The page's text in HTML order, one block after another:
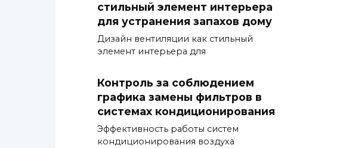
стильный элемент интерьера
для устранения запахов дому
Дизайн вентиляции как стильный
элемент интерьера для
Контроль за соблюдением
графика замены фильтров в
системах кондиционирования
Эффективность работы систем
кондиционирования воздуха